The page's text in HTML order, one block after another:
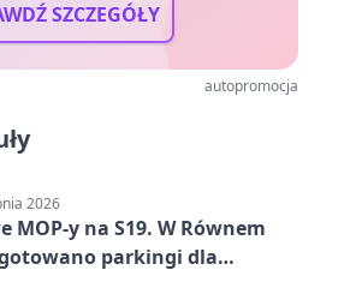
SZCZEGÓŁY
autopromocja
2026
MOP-y na S19. W Równem
parkingi dla